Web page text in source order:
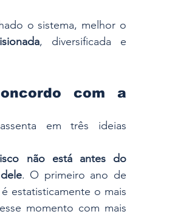
o sistema, melhor o
, diversificada e
com a
em três ideias
não está antes do
. O primeiro ano de
estatisticamente o mais
momento com mais